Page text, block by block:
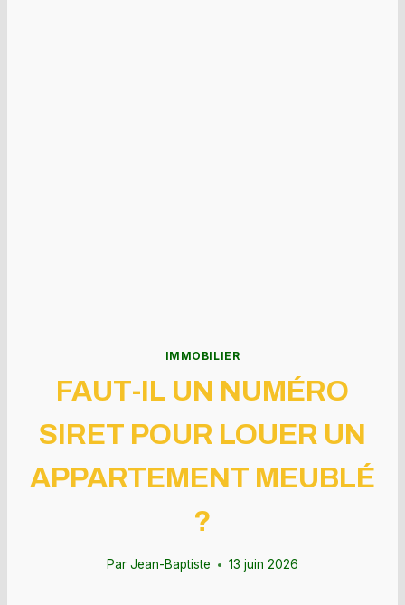
IMMOBILIER
FAUT-IL UN NUMÉRO
SIRET POUR LOUER UN
APPARTEMENT MEUBLÉ
?
Par Jean-Baptiste 13 juin 2026